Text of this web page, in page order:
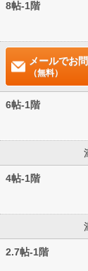
8帖-1階
メールでお
（無料）
6帖-1階
4帖-1階
2.7帖-1階